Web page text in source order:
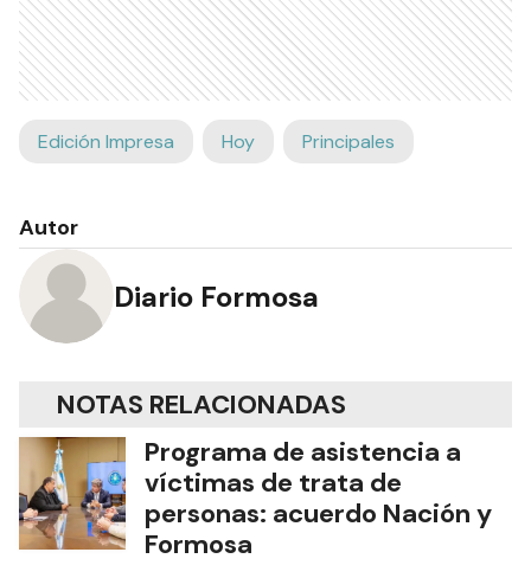
Edición Impresa Hoy Principales
Autor
Diario Formosa
NOTAS RELACIONADAS
Programa de asistencia a
víctimas de trata de
personas: acuerdo Nación y
Formosa